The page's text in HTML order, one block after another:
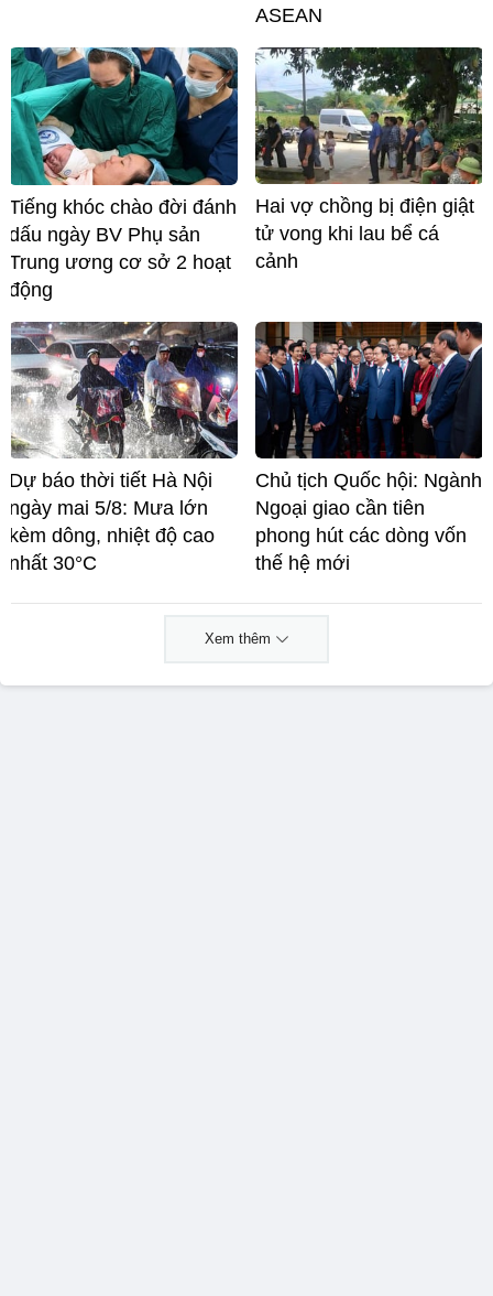
ASEAN
Tiếng khóc chào đời đánh
dấu ngày BV Phụ sản
Trung ương cơ sở 2 hoạt
động
Hai vợ chồng bị điện giật
tử vong khi lau bể cá
cảnh
Dự báo thời tiết Hà Nội
ngày mai 5/8: Mưa lớn
kèm dông, nhiệt độ cao
nhất 30°C
Chủ tịch Quốc hội: Ngành
Ngoại giao cần tiên
phong hút các dòng vốn
thế hệ mới
Xem thêm